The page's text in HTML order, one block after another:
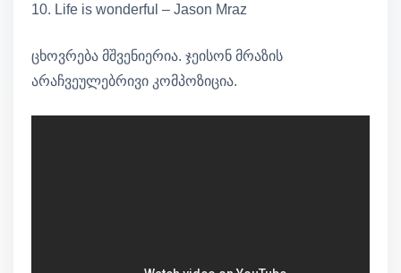
10. Life is wonderful – Jason Mraz
ცხოვრება მშვენიერია. ჯეისონ მრაზის
არაჩვეულებრივი კომპოზიცია.